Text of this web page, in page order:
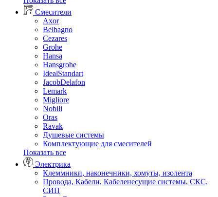
Смесители
Axor
Belbagno
Cezares
Grohe
Hansa
Hansgrohe
IdealStandart
JacobDelafon
Lemark
Migliore
Nobili
Oras
Ravak
Душевые системы
Комплектующие для смесителей
Показать все
Электрика
Клеммники, наконечники, хомуты, изолента
Провода, Кабели, Кабеленесущие системы, СКС,
СИП